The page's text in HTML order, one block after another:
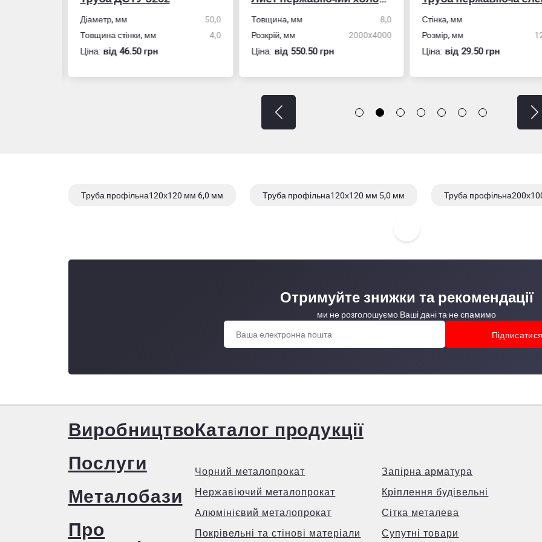
Товщина, мм
8,0
Розкрій, мм
2000x4000
Ціна: вiд 550.50 грн
Стінка, мм
4,0
Розмір, мм
120х60
Ціна: вiд 29.50 грн
Марка сплава
АД31/
Стінка, мм
Ціна: вiд 25.50 грн
Труба профільна120х120 мм 6,0 мм Труба профільна120х120 мм 5,0 мм Труба
Отримуйте знижки та рекомендації
ми не розголошуємо Ваші дані та не спамимо
Виробництво
Послуги
Металобази
Про
Каталог продукції
Чорний металопрокат
Нержавіючий металопрокат
Алюмінієвий металопрокат
Покрівельні та стінові матеріали
Запірна арматура
Кріплення будівельні
Сітка металева
Супутні товари